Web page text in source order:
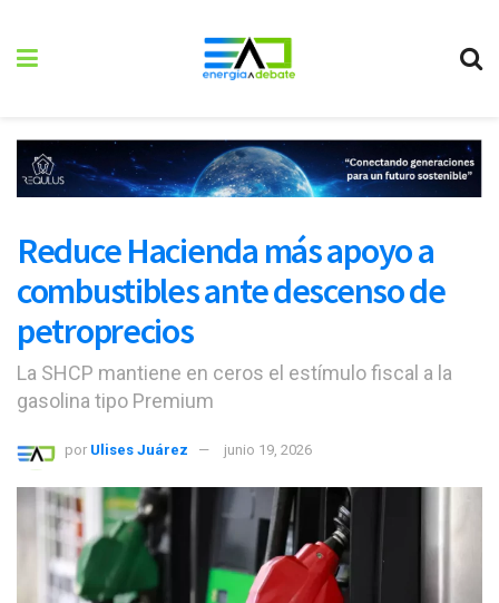
Reduce Hacienda más apoyo a
combustibles ante descenso de
petroprecios
La SHCP mantiene en ceros el estímulo fiscal a la
gasolina tipo Premium
por Ulises Juárez junio 19, 2026